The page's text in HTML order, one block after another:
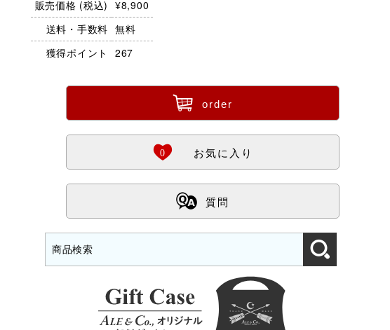
販売価格 (税込) ¥8,900
送料・手数料 無料
獲得ポイント
267
ü order
Ö
0 お気に入り
ß 質問